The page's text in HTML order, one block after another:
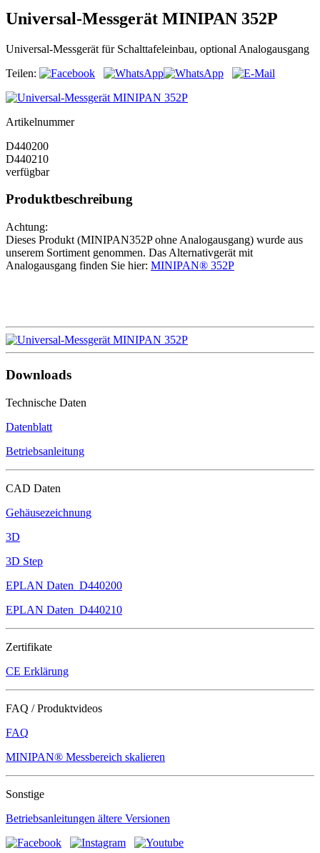
Universal-Messgerät MINIPAN 352P
Universal-Messgerät für Schalttafeleinbau, optional Analogausgang
Teilen:
Artikelnummer
D440200
D440210
verfügbar
Produktbeschreibung
Achtung:
Dieses Produkt (MINIPAN352P ohne Analogausgang) wurde aus
unserem Sortiment genommen. Das Alternativgerät mit
Analogausgang finden Sie hier: MINIPAN® 352P
Downloads
Technische Daten
Datenblatt
Betriebsanleitung
CAD Daten
Gehäusezeichnung
3D
3D Step
EPLAN Daten_D440200
EPLAN Daten_D440210
Zertifikate
CE Erklärung
FAQ / Produktvideos
FAQ
MINIPAN® Messbereich skalieren
Sonstige
Betriebsanleitungen ältere Versionen